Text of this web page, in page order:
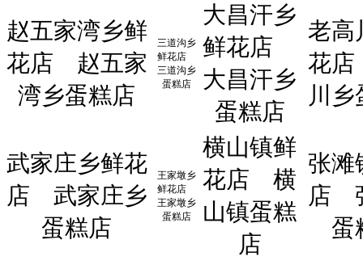
赵五家湾乡鲜
花店
赵五家
湾乡蛋糕店
三道沟乡
鲜花店
三道沟乡
蛋糕店
大昌汗乡
鲜花店
大昌汗乡
蛋糕店
老高
花店
川
武家庄乡鲜花
店
武家庄乡
蛋糕店
王家墩乡
鲜花店
王家墩乡
蛋糕店
横山镇鲜
花店
横
山镇蛋糕
店
张滩
店
蛋